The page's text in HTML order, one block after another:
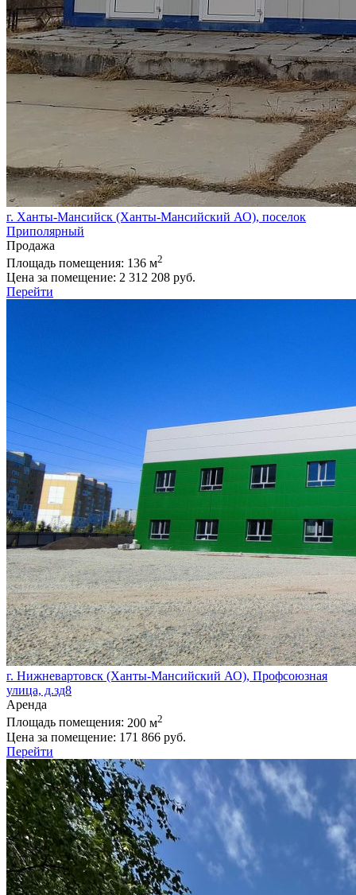
г. Ханты-Мансийск (Ханты-Мансийский АО), поселок
Приполярный
Продажа
Площадь помещения: 136 м2
Цена за помещение: 2 312 208 руб.
Перейти
г. Нижневартовск (Ханты-Мансийский АО), Профсоюзная
улица, д.зд8
Аренда
Площадь помещения: 200 м2
Цена за помещение: 171 866 руб.
Перейти